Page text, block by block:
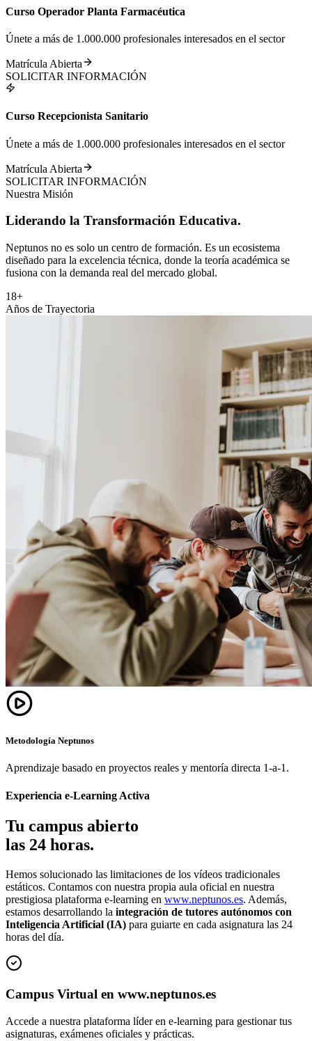
Curso Operador Planta Farmacéutica
Únete a más de 1.000.000 profesionales interesados en el sector
Matrícula Abierta
SOLICITAR INFORMACIÓN
Curso Recepcionista Sanitario
Únete a más de 1.000.000 profesionales interesados en el sector
Matrícula Abierta
SOLICITAR INFORMACIÓN
Nuestra Misión
Liderando la Transformación Educativa.
Neptunos no es solo un centro de formación. Es un ecosistema
diseñado para la excelencia técnica, donde la teoría académica se
fusiona con la demanda real del mercado global.
18+
Años de Trayectoria
Metodología Neptunos
Aprendizaje basado en proyectos reales y mentoría directa 1-a-1.
Experiencia e-Learning Activa
Tu campus abierto
las 24 horas.
Hemos solucionado las limitaciones de los vídeos tradicionales
estáticos. Contamos con nuestra propia aula oficial en nuestra
prestigiosa plataforma e-learning en www.neptunos.es. Además,
estamos desarrollando la integración de tutores autónomos con
Inteligencia Artificial (IA) para guiarte en cada asignatura las 24
horas del día.
Campus Virtual en www.neptunos.es
Accede a nuestra plataforma líder en e-learning para gestionar tus
asignaturas, exámenes oficiales y prácticas.